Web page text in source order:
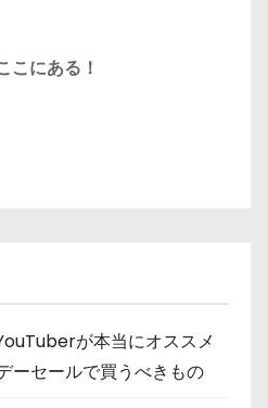
こにある！
が本当にオススメ
ーセールで買うべきもの